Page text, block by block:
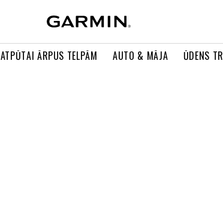
ATPŪTAI ĀRPUS TELPĀM AUTO & MĀJA ŪDENS